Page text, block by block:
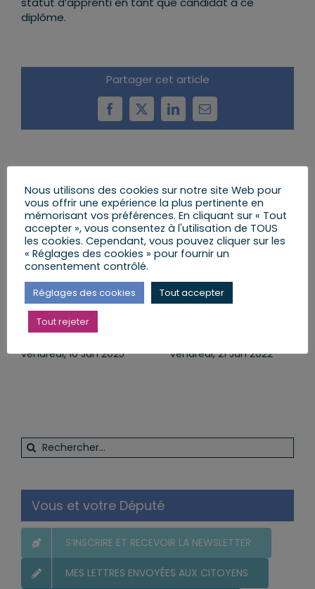
diplôme.
Partager cet article
Facebook
X LinkedInEmail
Cérémonie des vœux
au Centre Hospitalier
de Haguenau
vendredi, 10 Jan 2025
Nous ne laisserons pas
vendredi, 21 Jan 2022
Rechercher:
Vous et votre Député
S’INSCRIRE ET RECEVOIR LA NEWSLETTER
MES LETTRES ENVOYÉES AUX CITOYENS
Nous utilisons des cookies sur notre site Web pour
vous offrir une expérience la plus pertinente en
mémorisant vos préférences. En cliquant sur « Tout
accepter », vous consentez à l'utilisation de TOUS
les cookies. Cependant, vous pouvez cliquer sur les
« Réglages des cookies » pour fournir un
consentement contrôlé.
Réglages des cookies Tout accepter
Tout rejeter